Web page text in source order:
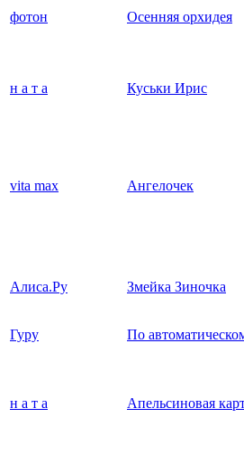
фотон Осенняя орхидея
н а т а Куськи Ирис
vita max Ангелочек
Алиса.Ру Змейка Зиночка
Гуру По
н а т а Апельсиновая